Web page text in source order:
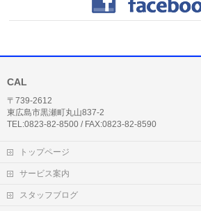
CAL
〒739-2612
東広島市黒瀬町丸山837-2
TEL:0823-82-8500 / FAX:0823-82-8590
トップページ
サービス案内
スタッフブログ